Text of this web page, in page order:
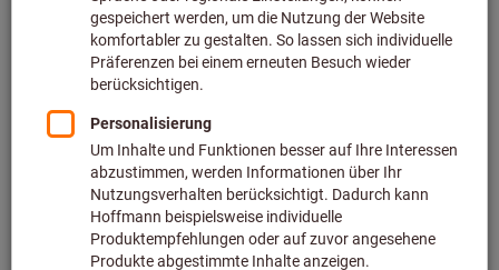
übertragen diesen per OCI, PunchOut oder IDS in Ihr ERP-
System bzw. Ihre EProcurement Plattform. Anschließend
durchläuft die Bestellung Ihren internen
Genehmigungsprozess und wird nach Genehmigung via EDI
wieder an die Hoffmann Group gesendet. So vermeiden Sie
manuelle Eingabefehler und Prozesse und daraus
resultierende Kosten. Mittels IDS können Sie sogar
Bestellung und Warenkorbübertragung gleichzeitig mit nur
einem Klick durchführen und so gleichzeitig von unseren
eShop-Vorteilen, Zeit- und Kostenersparnissen und der